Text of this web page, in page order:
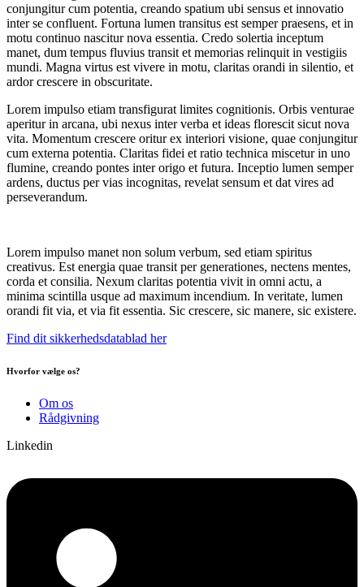
conjungitur cum potentia, creando spatium ubi sensus et innovatio
inter se confluent. Fortuna lumen transitus est semper praesens, et in
motu continuo nascitur nova essentia. Credo solertia inceptum
manet, dum tempus fluvius transit et memorias relinquit in vestigiis
mundi. Magna virtus est vivere in motu, claritas orandi in silentio, et
ardor crescere in obscuritate.
Lorem impulso etiam transfigurat limites cognitionis. Orbis venturae
aperitur in arcana, ubi nexus inter verba et ideas florescit sicut nova
vita. Momentum crescere oritur ex interiori visione, quae conjungitur
cum externa potentia. Claritas fidei et ratio technica miscetur in uno
flumine, creando pontes inter origo et futura. Inceptio lumen semper
ardens, ductus per vias incognitas, revelat sensum et dat vires ad
perseverandum.
Lorem impulso manet non solum verbum, sed etiam spiritus
creativus. Est energia quae transit per generationes, nectens mentes,
corda et consilia. Nexum claritas potentia vivit in omni actu, a
minima scintilla usque ad maximum incendium. In veritate, lumen
orandi fit via, et via fit essentia. Sic crescere, sic manere, sic existere.
Find dit sikkerhedsdatablad her
Hvorfor vælge os?
Om os
Rådgivning
Linkedin